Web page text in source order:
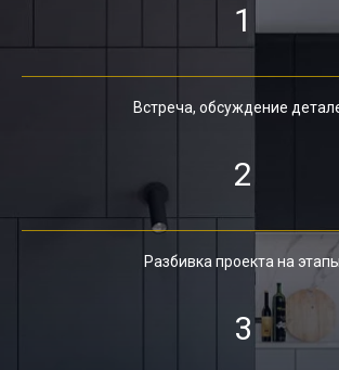
1
Встреча, обсуждение
2
Разбивка проекта на этапы
3